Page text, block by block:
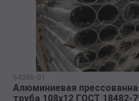
54356-01
Алюминиевая
труба 108х12 ГОСТ 18482-